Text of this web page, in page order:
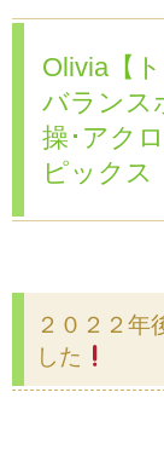
Olivia【
バランス
操･アク
ピックス
２０２２年
した